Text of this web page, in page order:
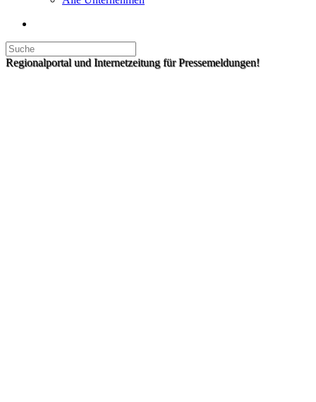
Regionalportal und Internetzeitung für Pressemeldungen!